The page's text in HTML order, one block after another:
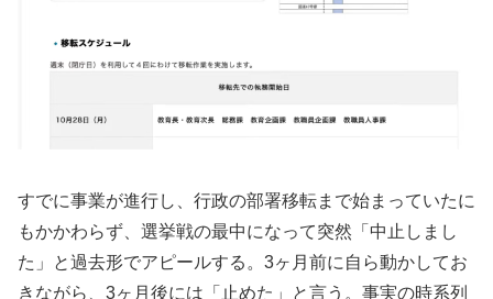
すでに事業が進行し、行政の部署移転まで始まっていたに
もかかわらず、選挙戦の最中になって突然「中止しまし
た」と過去形でアピールする。3ヶ月前に自ら動かしてお
きながら、3ヶ月後には「止めた」と言う。事実の時系列